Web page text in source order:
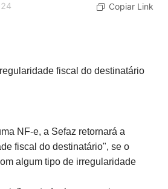
Copiar Link
fiscal do destinatário
NF-e, a Sefaz retornará a
fiscal do destinatário", se o
algum tipo de irregularidade